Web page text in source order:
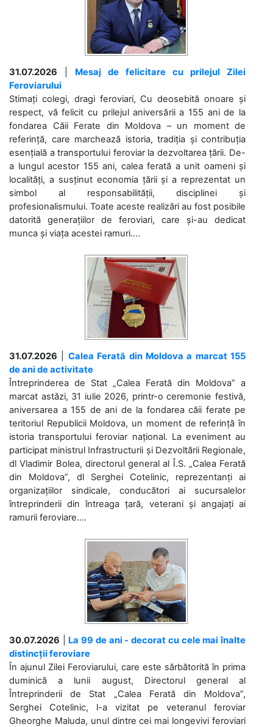
31.07.2026
Mesaj de felicitare cu prilejul Zilei
Feroviarului
Stimați colegi, dragi feroviari, Cu deosebită onoare și
respect, vă felicit cu prilejul aniversării a 155 ani de la
fondarea Căii Ferate din Moldova – un moment de
referință, care marchează istoria, tradiția și contribuția
esențială a transportului feroviar la dezvoltarea țării. De-
a lungul acestor 155 ani, calea ferată a unit oameni și
localități, a susținut economia țării și a reprezentat un
simbol al responsabilității, disciplinei și
profesionalismului. Toate aceste realizări au fost posibile
datorită generațiilor de feroviari, care și-au dedicat
munca și viața acestei ramuri....
31.07.2026
Calea Ferată din Moldova a marcat 155
de ani de activitate
Întreprinderea de Stat „Calea Ferată din Moldova” a
marcat astăzi, 31 iulie 2026, printr-o ceremonie festivă,
aniversarea a 155 de ani de la fondarea căii ferate pe
teritoriul Republicii Moldova, un moment de referință în
istoria transportului feroviar național. La eveniment au
participat ministrul Infrastructurii și Dezvoltării Regionale,
dl Vladimir Bolea, directorul general al Î.S. „Calea Ferată
din Moldova”, dl Serghei Cotelinic, reprezentanți ai
organizațiilor sindicale, conducători ai sucursalelor
întreprinderii din întreaga țară, veterani și angajați ai
ramurii feroviare....
30.07.2026
La 99 de ani - decorat cu cele mai înalte
distincții feroviare
În ajunul Zilei Feroviarului, care este sărbătorită în prima
duminică a lunii august, Directorul general al
Întreprinderii de Stat „Calea Ferată din Moldova”,
Serghei Cotelinic, l-a vizitat pe veteranul feroviar
Gheorghe Maluda, unul dintre cei mai longevivi feroviari